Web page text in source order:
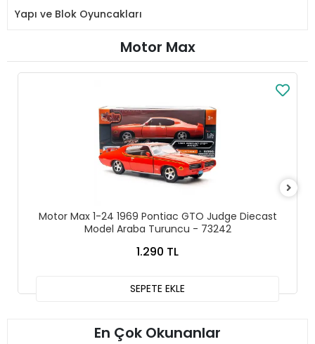
Yapı ve Blok Oyuncakları
Motor Max
Motor Max 1-24 1969 Pontiac GTO Judge Diecast
Model Araba Turuncu - 73242
1.290 TL
SEPETE EKLE
En Çok Okunanlar